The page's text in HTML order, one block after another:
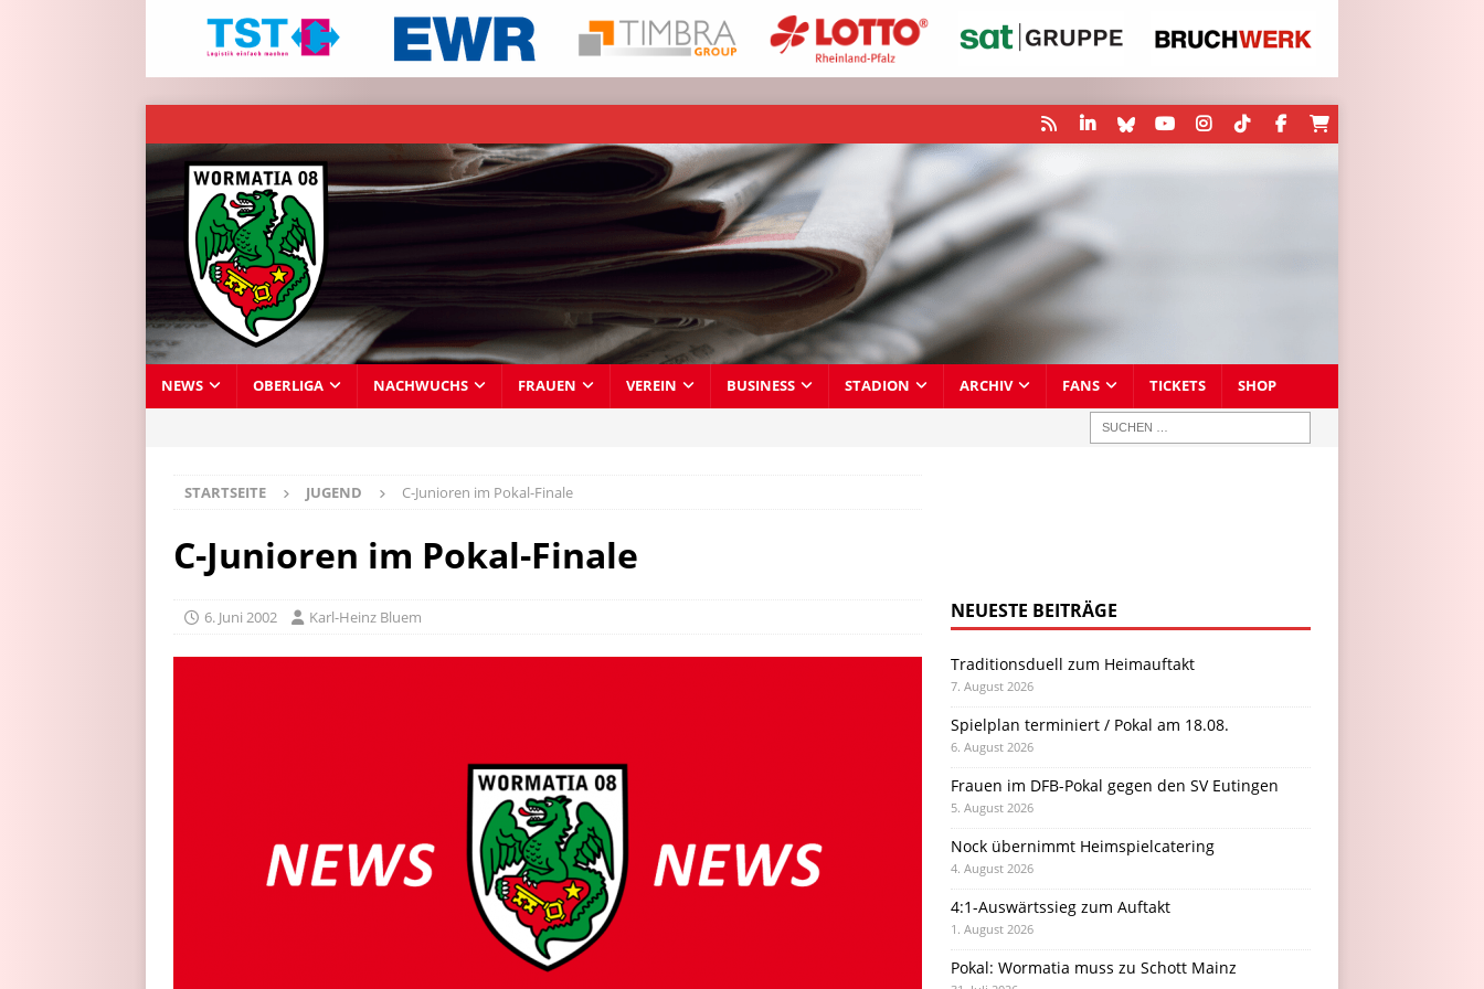
NEWS OBERLIGA NACHWUCHS FRAUEN VEREIN BUSINESS STADION ARCHIV FANS TICKETS SHOP
STARTSEITE JUGEND C-Junioren im Pokal-Finale
C-Junioren im Pokal-Finale
6. Juni 2002 Karl-Heinz Bluem NEUESTE BEITRÄGE
Traditionsduell zum Heimauftakt
7. August 2026
Spielplan terminiert / Pokal am 18.08.
6. August 2026
Frauen im DFB-Pokal gegen den SV Eutingen
5. August 2026
Nock übernimmt Heimspielcatering
4. August 2026
4:1-Auswärtssieg zum Auftakt
1. August 2026
Pokal: Wormatia muss zu Schott Mainz